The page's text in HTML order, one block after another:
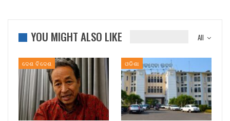
All
YOU MIGHT ALSO LIKE
ଦେଶ ବିଦେଶ ଓଡିଶା